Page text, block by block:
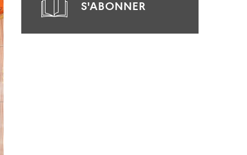
S'ABONNER